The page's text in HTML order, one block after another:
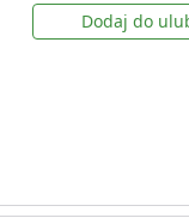
Dodaj do